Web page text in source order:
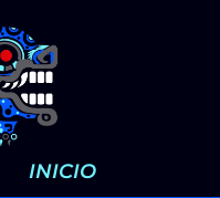
INICIO